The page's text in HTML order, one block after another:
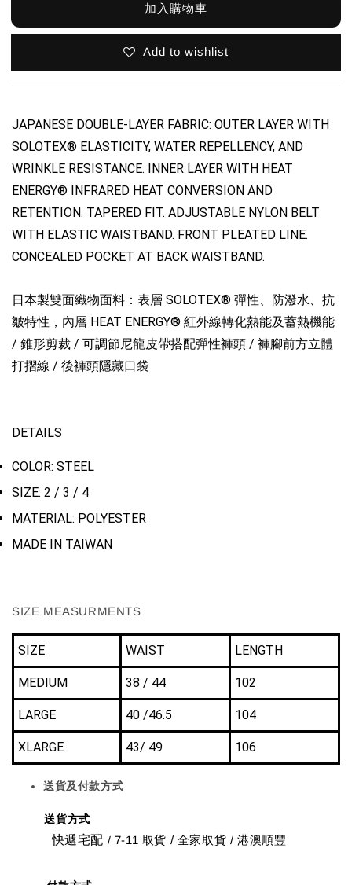
加入購物車
Add to wishlist
JAPANESE DOUBLE-LAYER FABRIC: OUTER LAYER WITH
SOLOTEX® ELASTICITY, WATER REPELLENCY, AND
WRINKLE RESISTANCE. INNER LAYER WITH HEAT
ENERGY® INFRARED HEAT CONVERSION AND
RETENTION. TAPERED FIT. ADJUSTABLE NYLON BELT
WITH ELASTIC WAISTBAND. FRONT PLEATED LINE.
CONCEALED POCKET AT BACK WAISTBAND.
日本製雙面織物面料：表層 SOLOTEX® 彈性、防潑水、抗
皺特性，內層 HEAT ENERGY® 紅外線轉化熱能及蓄熱機能
/ 錐形剪裁 / 可調節尼龍皮帶搭配彈性褲頭 / 褲腳前方立體
打摺線 / 後褲頭隱藏口袋
DETAILS
COLOR: STEEL
SIZE: 2 / 3 / 4
MATERIAL: POLYESTER
MADE IN TAIWAN
SIZE MEASURMENTS
SIZE WAIST LENGTH
MEDIUM 38 / 44 102
LARGE 40 /46.5 104
XLARGE 43/ 49 106
送貨及付款方式
送貨方式
快遞宅配 / 7-11 取貨 / 全家取貨 / 港澳順豐